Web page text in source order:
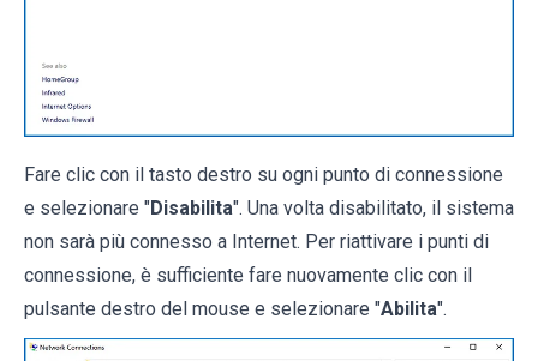
Fare clic con il tasto destro su ogni punto di connessione
e selezionare "Disabilita". Una volta disabilitato, il sistema
non sarà più connesso a Internet. Per riattivare i punti di
connessione, è sufficiente fare nuovamente clic con il
pulsante destro del mouse e selezionare "Abilita".